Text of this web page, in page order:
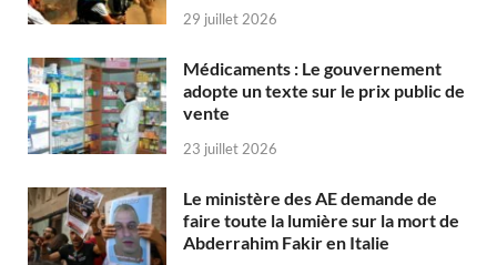
29 juillet 2026
Médicaments : Le gouvernement
adopte un texte sur le prix public de
vente
23 juillet 2026
Le ministère des AE demande de
faire toute la lumière sur la mort de
Abderrahim Fakir en Italie